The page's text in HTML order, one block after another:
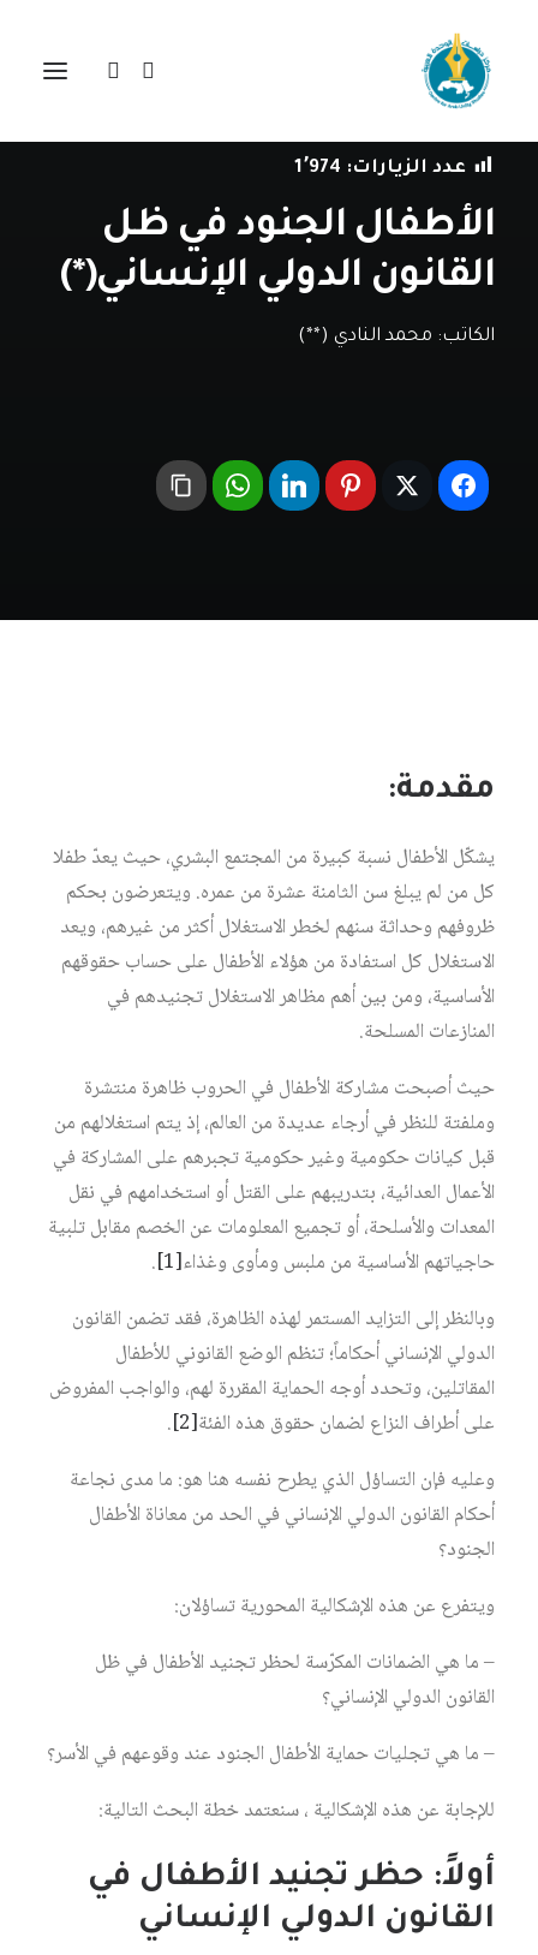
فيدراسات
عدد الزيارات: 1٬974
الأطفال الجنود في ظل
القانون الدولي الإنساني(*)
الكاتب: محمد النادي (**)
مقدمة:
يشكّل الأطفال نسبة كبيرة من المجتمع البشري، حيث يعدّ طفلا
كل من لم يبلغ سن الثامنة عشرة من عمره. ويتعرضون بحكم
ظروفهم وحداثة سنهم لخطر الاستغلال أكثر من غيرهم، ويعد
الاستغلال كل استفادة من هؤلاء الأطفال على حساب حقوقهم
الأساسية، ومن بين أهم مظاهر الاستغلال تجنيدهم في
المنازعات المسلحة.
حيث أصبحت مشاركة الأطفال في الحروب ظاهرة منتشرة
وملفتة للنظر في أرجاء عديدة من العالم، إذ يتم استغلالهم من
قبل كيانات حكومية وغير حكومية تجبرهم على المشاركة في
الأعمال العدائية، بتدريبهم على القتل أو استخدامهم في نقل
المعدات والأسلحة، أو تجميع المعلومات عن الخصم مقابل تلبية
حاجياتهم الأساسية من ملبس ومأوى وغذاء[1]
.
وبالنظر إلى التزايد المستمر لهذه الظاهرة، فقد تضمن القانون
الدولي الإنساني أحكاماً؛ تنظم الوضع القانوني للأطفال
المقاتلين، وتحدد أوجه الحماية المقررة لهم، والواجب المفروض
على أطراف النزاع لضمان حقوق هذه الفئة[2]
.
وعليه فإن التساؤل الذي يطرح نفسه هنا هو: ما مدى نجاعة
أحكام القانون الدولي الإنساني في الحد من معاناة الأطفال
الجنود؟
ويتفرع عن هذه الإشكالية المحورية تساؤلان:
– ما هي الضمانات المكرّسة لحظر تجنيد الأطفال في ظل
القانون الدولي الإنساني؟
– ما هي تجليات حماية الأطفال الجنود عند وقوعهم في الأسر؟
للإجابة عن هذه الإشكالية ، سنعتمد خطة البحث التالية:
أولاً: حظر تجنيد الأطفال في
القانون الدولي الإنساني